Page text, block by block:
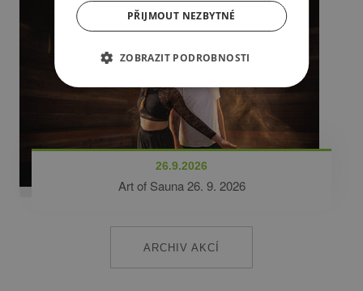
26.9.2026
Art of Sauna 26. 9. 2026
ARCHIV AKCÍ
PŘIJMOUT NEZBYTNÉ
ZOBRAZIT PODROBNOSTI